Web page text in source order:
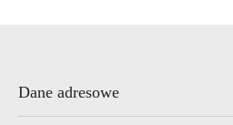
Dane adresowe